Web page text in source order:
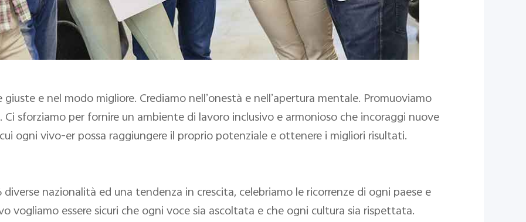
e nel modo migliore. Crediamo nell’onestà e nell’apertura mentale. Promuoviamo
Ci sforziamo per fornire un ambiente di lavoro inclusivo e armonioso che incoraggi nuove
ogni vivo-er possa raggiungere il proprio potenziale e ottenere i migliori risultati.
nazionalità ed una tendenza in crescita, celebriamo le ricorrenze di ogni paese e
vogliamo essere sicuri che ogni voce sia ascoltata e che ogni cultura sia rispettata.